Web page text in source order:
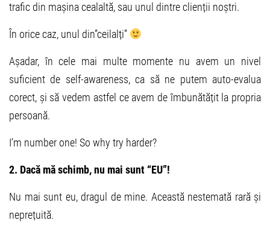
trafic din mașina cealaltă, sau unul dintre clienții noștri.
În orice caz, unul din”ceilalți”
Așadar, în cele mai multe momente nu avem un nivel
suficient de self-awareness, ca să ne putem auto-evalua
corect, și să vedem astfel ce avem de îmbunătățit la propria
persoană.
I’m number one! So why try harder?
2. Dacă mă schimb, nu mai sunt “EU”!
Nu mai sunt eu, dragul de mine. Această nestemată rară și
neprețuită.